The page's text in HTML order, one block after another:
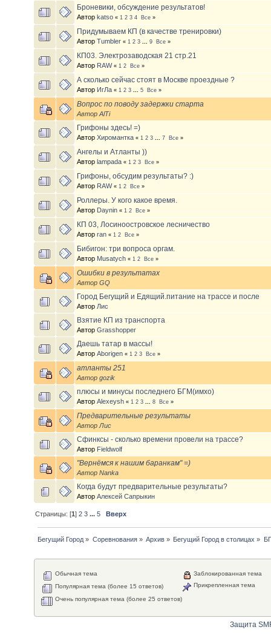
Броневики, обсуждение результатов!
Авторkatso « 1 2 3 4 Все »
Придумываем КП (в качестве тренировки)
АвторTumbler « 1 2 3 ...9 Все »
КП03. Электрозаводская 21 стр.21
Автор RAW « 1 2 Все »
А сколько сейчас стоят в Москве проездные ?
Автор ИгЛа « 1 2 3 ...5 Все »
Вопрос по поводу задержки старта
АвторAlTi
Грифоны здесь! =)
АвторХиромантка « 1 2 3 ...7 Все »
Ангелы и Атланты ))
Авторlampada « 1 2 3 Все »
Грифоны, обсудим результаты? :)
Автор RAW « 1 2 Все »
Роллеры. У кого какое время.
Автор Daynin « 1 2 Все »
КП 03, Лосиноостровское лесничество
Авторran « 1 2 Все »
Бибигон: три вопроса оргам.
Автор Musatych « 1 2 Все »
Ошибки в результатах
АвторGQ
Город Бегущий и Едящий.питание на трассе и после
Автор Лис
Взятие КП из транспорта
АвторGrasshopper
Даешь татар в массы!
АвторAborigen « 1 2 3 Все »
атланты 251
Авторgozik
плюсы и минусы последнего БГМ(имхо)
АвторAlexeysh « 1 2 3 ...8 Все »
Предварительные результаты
АвторЛис
Сфинксы - сколько времени провели на трассе?
Автор Fieldwolf
"Вернёмся к нашим баранкам" =)
АвторNanka
Когда будут предварительные результаты?
АвторАлексей Сапрыкин
Страницы: [1]2 3 ...5 Вверх
Бегущий Город » Соревнования» Архив » Бегущий Город в столицах »
Обычная тема
Популярная тема (более 15 ответов)
Очень популярная тема (более 25 ответов)
Заблокированная тема
Прикрепленная тема
Защита